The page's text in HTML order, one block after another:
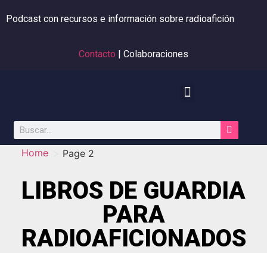
Podcast con recursos e información sobre radioafición
Contacto | Colaboraciones
Home Page 2
LIBROS DE GUARDIA
PARA
RADIOAFICIONADOS